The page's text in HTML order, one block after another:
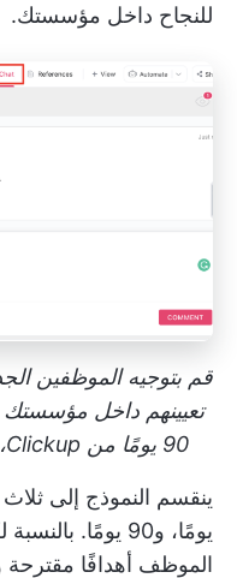
للنجاح داخل مؤسستك.
قم بتوجيه الموظفين
90 يومًا من Clickup، والذي يوفر إطار عمل منظم
يومًا، و90
الموظف أهدافًا